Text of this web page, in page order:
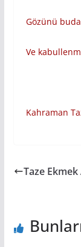
Gözünü
Ve
Kahraman
Taze Ekmek